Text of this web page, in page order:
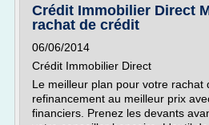
Crédit Immobilier Direct
rachat de crédit
06/06/2014
Crédit Immobilier Direct
Le meilleur plan pour votre rachat
refinancement au meilleur prix
financiers. Prenez les devants